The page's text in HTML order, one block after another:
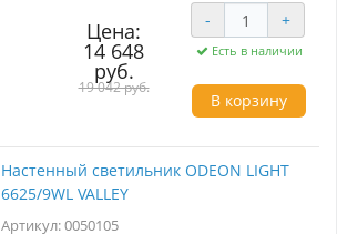
нарочито подрубленным краем, освещенным
отраженным светом.
Цена:
14 648
руб.
19 042 руб.
- +
Есть в наличии
В корзину
Настенный светильник ODEON LIGHT
6625/9WL VALLEY
Артикул: 0050105